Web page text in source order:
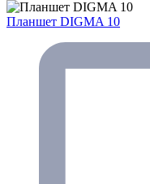
Планшет DIGMA 10